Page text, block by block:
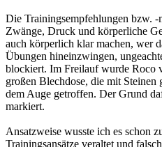
Die Trainingsempfehlungen bzw. -
Zwänge, Druck und körperliche
auch körperlich klar machen, wer
Übungen hineinzwingen,
blockiert. Im Freilauf wurde Roco
großen Blechdose, die mit
dem Auge getroffen. Der Grund
markiert.
Ansatzweise wusste ich es schon
Trainingsansätze veraltet und